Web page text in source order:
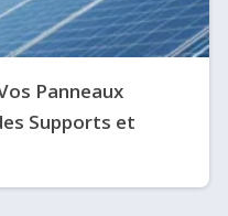
Panneaux
Supports et